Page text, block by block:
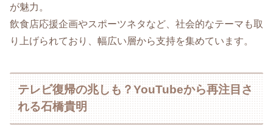
が魅力。
飲食店応援企画やスポーツネタなど、社会的なテーマも取
り上げられており、幅広い層から支持を集めています。
テレビ復帰の兆しも？YouTubeから再注目さ
れる石橋貴明